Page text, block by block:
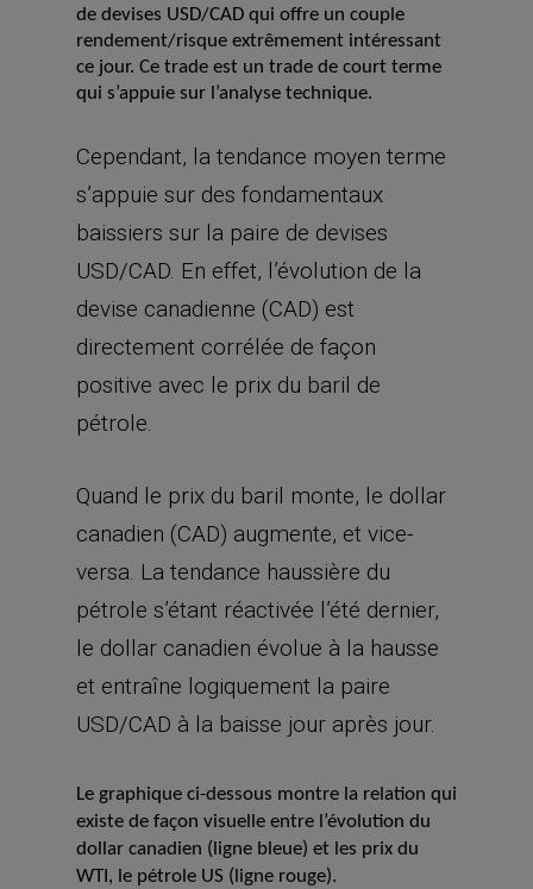
de devises USD/CAD qui offre un couple
rendement/risque extrêmement intéressant
ce jour. Ce trade est un trade de court terme
qui s’appuie sur l’analyse technique.
Cependant, la tendance moyen terme
s’appuie sur des fondamentaux
baissiers sur la paire de devises
USD/CAD. En effet, l’évolution de la
devise canadienne (CAD) est
directement corrélée de façon
positive avec le prix du baril de
pétrole.
Quand le prix du baril monte, le dollar
canadien (CAD) augmente, et vice-
versa. La tendance haussière du
pétrole s’étant réactivée l’été dernier,
le dollar canadien évolue à la hausse
et entraîne logiquement la paire
USD/CAD à la baisse jour après jour.
Le graphique ci-dessous montre la relation qui
existe de façon visuelle entre l’évolution du
dollar canadien (ligne bleue) et les prix du
WTI, le pétrole US (ligne rouge).